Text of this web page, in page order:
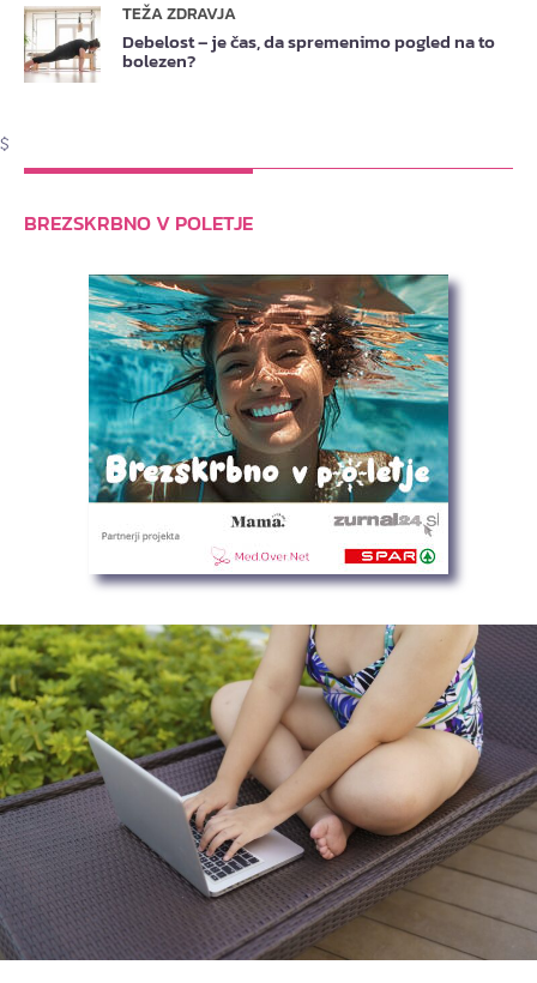
TEŽA ZDRAVJA
Debelost – je čas, da spremenimo pogled na to
bolezen?
$
BREZSKRBNO V POLETJE